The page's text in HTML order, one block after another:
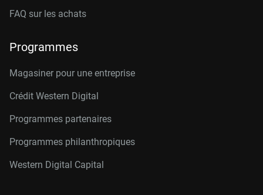
FAQ sur les achats
Programmes
Magasiner pour une entreprise
Crédit Western Digital
Programmes partenaires
Programmes philanthropiques
Western Digital Capital